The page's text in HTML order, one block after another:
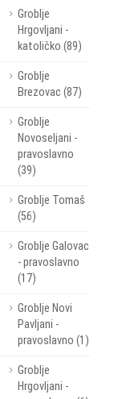
Groblje
Hrgovljani -
katoličko (89)
Groblje
Brezovac (87)
Groblje
Novoseljani -
pravoslavno
(39)
Groblje Tomaš
(56)
Groblje Galovac
- pravoslavno
(17)
Groblje Novi
Pavljani -
pravoslavno (1)
Groblje
Hrgovljani -